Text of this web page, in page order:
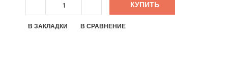
КУПИТЬ
В ЗАКЛАДКИ В СРАВНЕНИЕ